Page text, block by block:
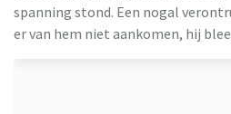
spanning stond. Een nogal
er van hem niet aankomen, hij